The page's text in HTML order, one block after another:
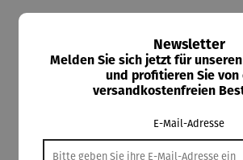
17% gespart Rabatt20% gespartRabatt
8%
Newsletter
Melden Sie sich jetzt für
und profitieren Sie von
versandkostenfreien
E-Mail-Adresse